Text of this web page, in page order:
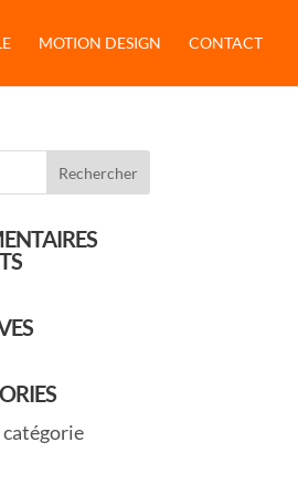
MOTION DESIGN CONTACT